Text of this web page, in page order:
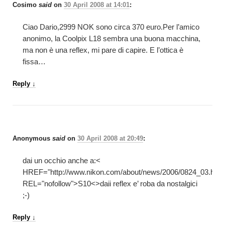
Cosimo said on 30 April 2008 at 14:01:
Ciao Dario,2999 NOK sono circa 370 euro.Per l’amico
anonimo, la Coolpix L18 sembra una buona macchina,
ma non è una reflex, mi pare di capire. E l’ottica è
fissa…
Reply ↓
Anonymous said on 30 April 2008 at 20:49:
dai un occhio anche a:<
HREF="http://www.nikon.com/about/news/2006/0824_03.htm"
REL="nofollow">S10<>daii reflex e’ roba da nostalgici
;-)
Reply ↓